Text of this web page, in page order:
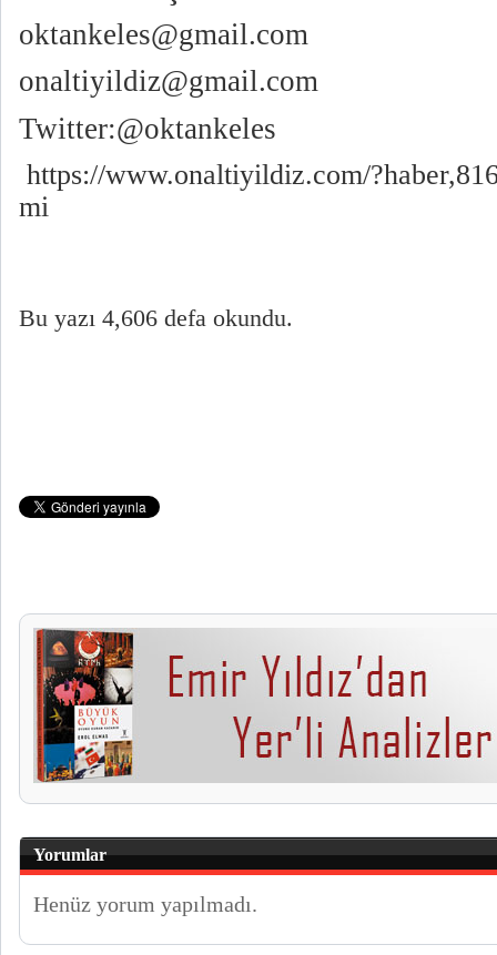
oktankeles@gmail.com
onaltiyildiz@gmail.com
Twitter:@oktankeles
https://www.onaltiyildiz.com/
mi
Bu yazı 4,606 defa okundu.
Yorumlar
Henüz yorum yapılmadı.